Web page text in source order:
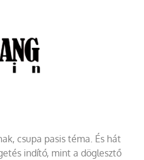
csupa pasis téma. És hát
indító, mint a döglesztő